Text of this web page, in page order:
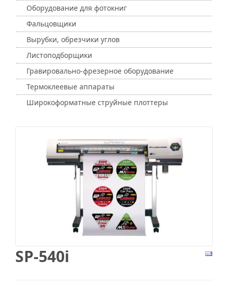
Оборудование для фотокниг
Фальцовщики
Вырубки, обрезчики углов
Листоподборщики
Гравировально-фрезерное оборудование
Термоклеевые аппараты
Широкоформатные струйные плоттеры
SP-540i